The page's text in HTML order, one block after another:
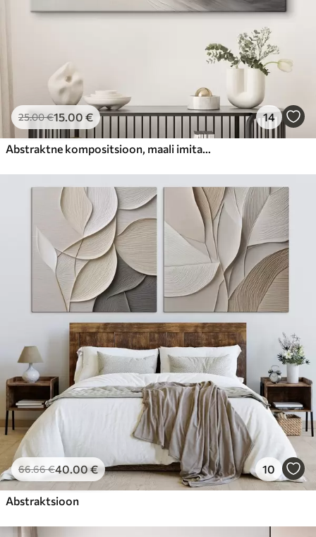
25.00€15.00 € 14
Abstraktne kompositsioon, maali imitatsioon
66.66€40.00€ 10
Abstraktsioon